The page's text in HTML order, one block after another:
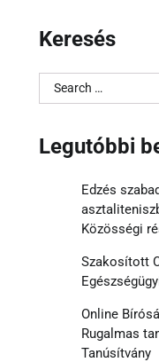
Keresés
Search
for:
Legutóbbi
Edzés
Közösségi
Szakosított
Online
Rugalmas
Tanúsítvány